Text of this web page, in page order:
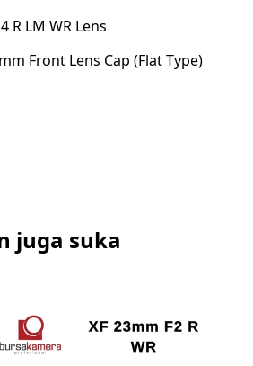
R LM WR Lens
Front Lens Cap (Flat Type)
juga suka